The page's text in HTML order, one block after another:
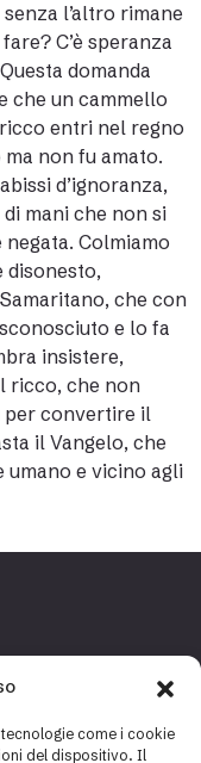
come i cookie
del dispositivo. Il
l’altro rimane
C’è speranza
domanda
che un cammello
entri nel regno
non fu amato.
d’ignoranza,
mani che non si
Colmiamo
disonesto,
che con
e lo fa
insistere,
ricco, che non
per convertire il
il Vangelo, che
umano e vicino agli